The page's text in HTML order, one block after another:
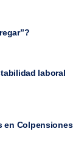
laboral
en Colpensiones